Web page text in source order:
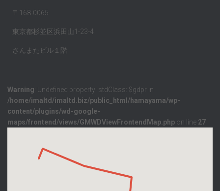
〒168-0065
東京都杉並区浜田山1-23-4
さんまたビル１階
Warning: Undefined property: stdClass::$gdpr in
/home/imaltd/imaltd.biz/public_html/hamayama/wp-
content/plugins/wd-google-
maps/frontend/views/GMWDViewFrontendMap.php on line 27